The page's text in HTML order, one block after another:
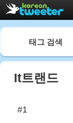
태그 검색
It트랜드
#1